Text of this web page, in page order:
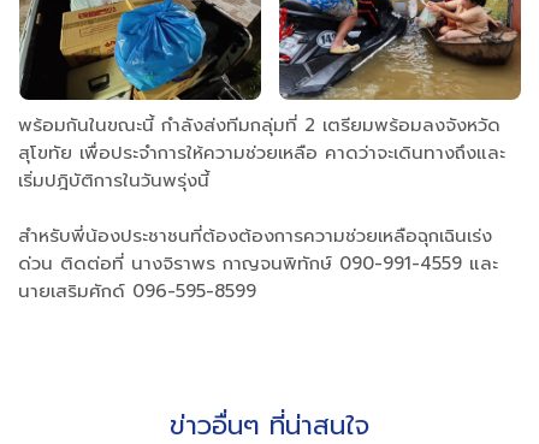
พร้อมกันในขณะนี้ กำลังส่งทีมกลุ่มที่ 2 เตรียมพร้อมลงจังหวัด
สุโขทัย เพื่อประจำการให้ความช่วยเหลือ คาดว่าจะเดินทางถึงและ
เริ่มปฎิบัติการในวันพรุ่งนี้
สำหรับพี่น้องประชาชนที่ต้องต้องการความช่วยเหลือฉุกเฉินเร่ง
ด่วน ติดต่อที่ นางจิราพร กาญจนพิทักษ์ 090-991-4559 และ
นายเสริมศักด์ 096-595-8599
ข่าวอื่นๆ ที่น่าสนใจ